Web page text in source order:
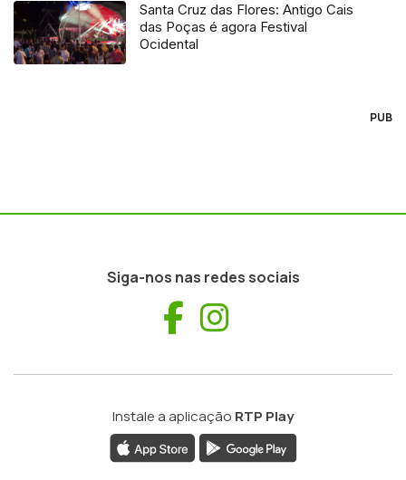
Santa Cruz das Flores: Antigo Cais
das Poças é agora Festival
Ocidental
PUB
Siga-nos nas redes sociais
Facebook
Instale a aplicação RTP Play